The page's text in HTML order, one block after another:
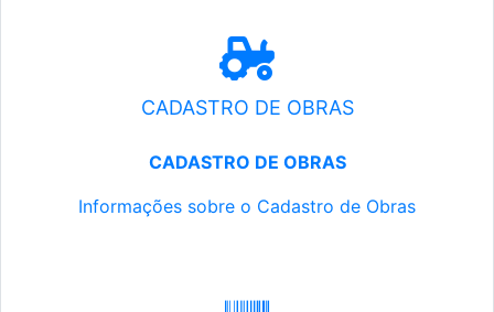
CADASTRO DE OBRAS
CADASTRO DE OBRAS
Informações sobre o Cadastro de Obras